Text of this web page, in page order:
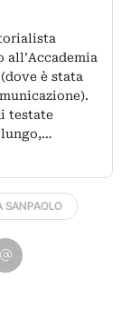
è stata
testate
SANPAOLO
Pinterest
su WhatsApp
su Email